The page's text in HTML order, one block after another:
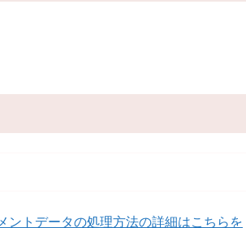
ントデータの処理方法の詳細はこちらを